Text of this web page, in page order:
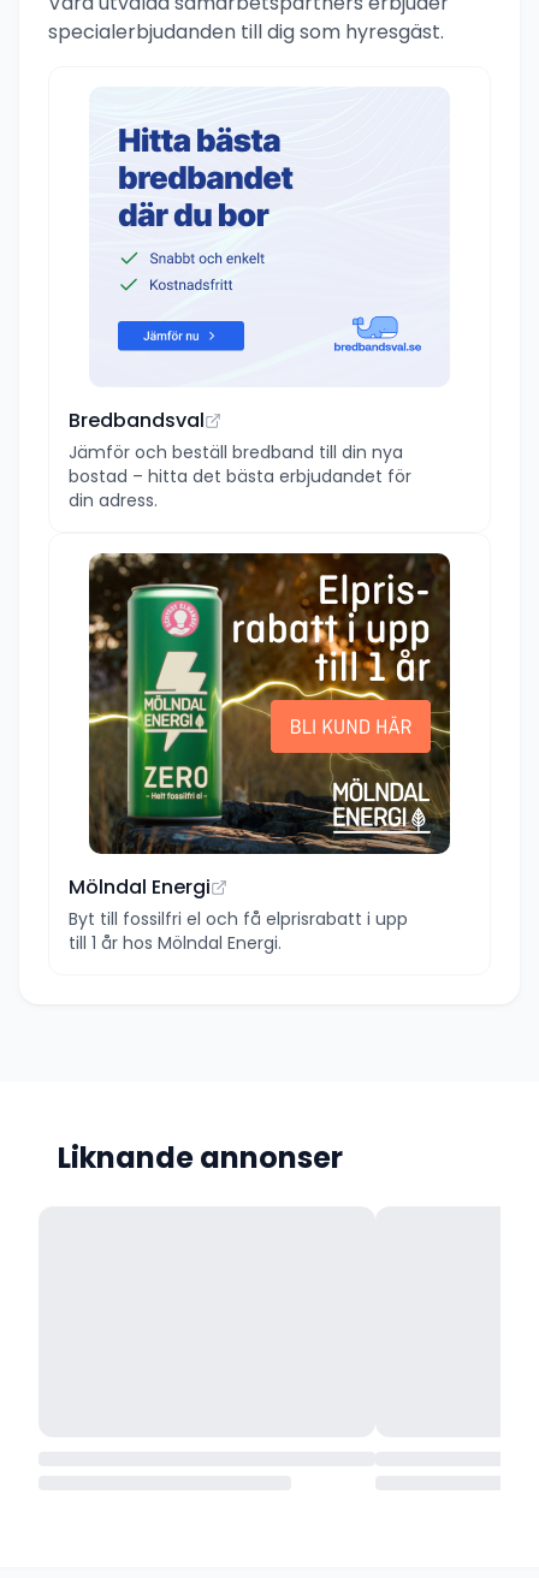
specialerbjudanden till dig som hyresgäst.
Bredbandsval
Jämför och beställ bredband till din nya
bostad – hitta det bästa erbjudandet för
din adress.
Mölndal Energi
Byt till fossilfri el och få elprisrabatt i upp
till 1 år hos Mölndal Energi.
Liknande annonser